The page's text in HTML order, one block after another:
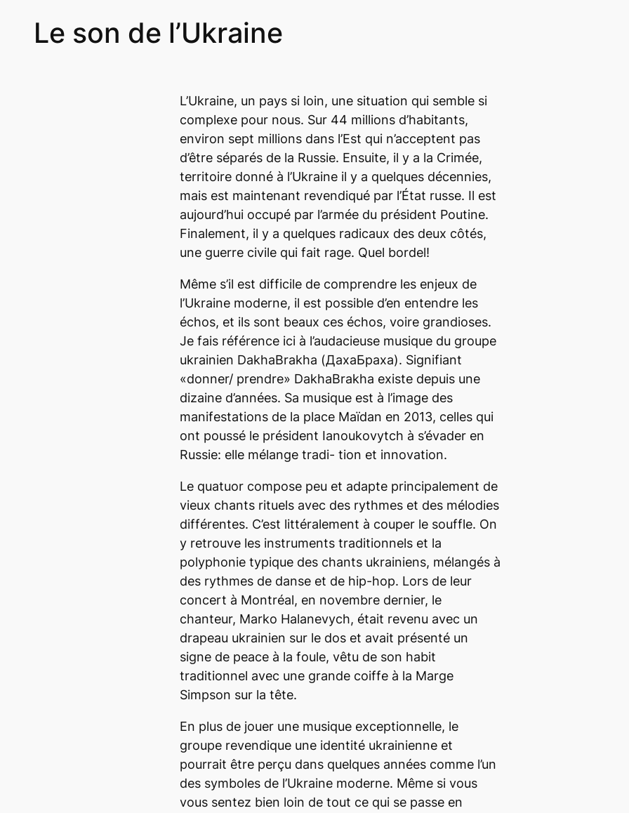
Le son de l’Ukraine
L’Ukraine, un pays si loin, une situation qui semble si
complexe pour nous. Sur 44 millions d’habitants,
environ sept millions dans l’Est qui n’acceptent pas
d’être séparés de la Russie. Ensuite, il y a la Crimée,
territoire donné à l’Ukraine il y a quelques décennies,
mais est maintenant revendiqué par l’État russe. Il est
aujourd’hui occupé par l’armée du président Poutine.
Finalement, il y a quelques radicaux des deux côtés,
une guerre civile qui fait rage. Quel bordel!
Même s’il est difficile de comprendre les enjeux de
l’Ukraine moderne, il est possible d’en entendre les
échos, et ils sont beaux ces échos, voire grandioses.
Je fais référence ici à l’audacieuse musique du groupe
ukrainien DakhaBrakha (ДахаБраха). Signifiant
«donner/ prendre» DakhaBrakha existe depuis une
dizaine d’années. Sa musique est à l’image des
manifestations de la place Maïdan en 2013, celles qui
ont poussé le président Ianoukovytch à s’évader en
Russie: elle mélange tradi- tion et innovation.
Le quatuor compose peu et adapte principalement de
vieux chants rituels avec des rythmes et des mélodies
différentes. C’est littéralement à couper le souffle. On
y retrouve les instruments traditionnels et la
polyphonie typique des chants ukrainiens, mélangés à
des rythmes de danse et de hip-hop. Lors de leur
concert à Montréal, en novembre dernier, le
chanteur, Marko Halanevych, était revenu avec un
drapeau ukrainien sur le dos et avait présenté un
signe de peace à la foule, vêtu de son habit
traditionnel avec une grande coiffe à la Marge
Simpson sur la tête.
En plus de jouer une musique exceptionnelle, le
groupe revendique une identité ukrainienne et
pourrait être perçu dans quelques années comme l’un
des symboles de l’Ukraine moderne. Même si vous
vous sentez bien loin de tout ce qui se passe en